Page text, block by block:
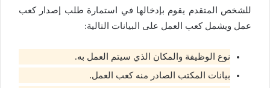
للشخص المتقدم يقوم بإدخالها في استمارة طلب إصدار كعب
عمل ويشمل كعب العمل على البيانات التالية:
نوع الوظيفة والمكان الذي سيتم العمل به.
بيانات المكتب الصادر منه كعب العمل.